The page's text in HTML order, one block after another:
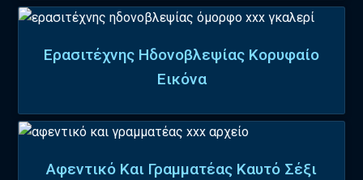
Ερασιτέχνης Ηδονοβλεψίας Κορυφαίο
Εικόνα
Αφεντικό Και Γραμματέας Καυτό Σέξι